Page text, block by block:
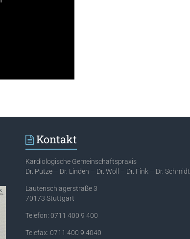
Kontakt
Kardiologische Gemeinschaftspraxis
Dr. Putze – Dr. Linden – Dr. Woll – Dr. Fink – Dr. Schmidt
Lautenschlagerstraße 3
70173 Stuttgart
Telefon: 0711 400 9 400
Telefax: 0711 400 9 4040